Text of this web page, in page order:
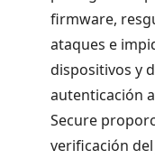
firmware,
ataques e
dispositivos y
autenticación
Secure
verificación del